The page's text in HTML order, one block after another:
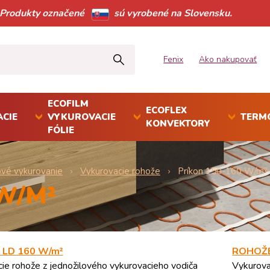
označené sú vyrobené na Slovensku.
Fenix Ako nakupovať
ECOFILM
VYKUROVACIE
FÓLIE
ECOFLEX
KONVEKTORY
vykurovanie Vykurovacie rohože Príkon 150-160 W/m²
M²
160 W/m²
rohože z jednožilového vykurovacieho vodiča